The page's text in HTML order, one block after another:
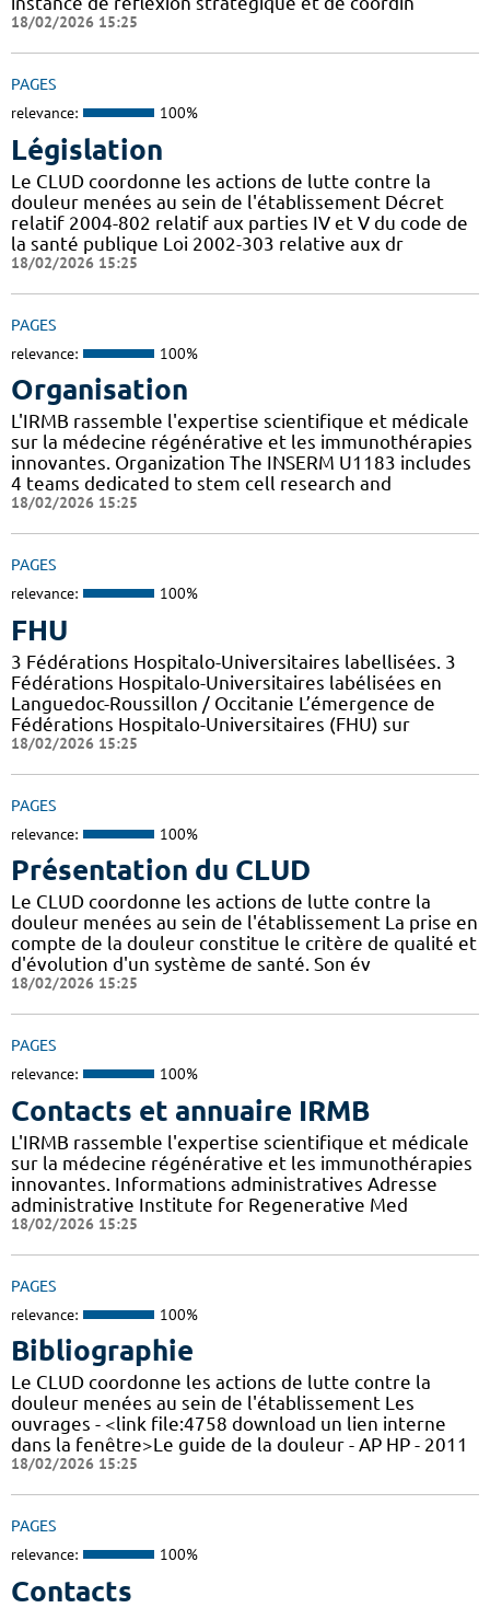
18/02/2026 15:25
PAGES
relevance: 100%
Législation
Le CLUD coordonne les actions de lutte contre la
douleur menées au sein de l'établissement Décret
relatif 2004-802 relatif aux parties IV et V du code de
la santé publique Loi 2002-303 relative aux dr
18/02/2026 15:25
PAGES
relevance: 100%
Organisation
L'IRMB rassemble l'expertise scientifique et médicale
sur la médecine régénérative et les immunothérapies
innovantes. Organization The INSERM U1183 includes
4 teams dedicated to stem cell research and
18/02/2026 15:25
PAGES
relevance: 100%
FHU
3 Fédérations Hospitalo-Universitaires labellisées. 3
Fédérations Hospitalo-Universitaires labélisées en
Languedoc-Roussillon / Occitanie L’émergence de
Fédérations Hospitalo-Universitaires (FHU) sur
18/02/2026 15:25
PAGES
relevance: 100%
Présentation du CLUD
Le CLUD coordonne les actions de lutte contre la
douleur menées au sein de l'établissement La prise en
compte de la douleur constitue le critère de qualité et
d'évolution d'un système de santé. Son év
18/02/2026 15:25
PAGES
relevance: 100%
Contacts et annuaire IRMB
L'IRMB rassemble l'expertise scientifique et médicale
sur la médecine régénérative et les immunothérapies
innovantes. Informations administratives Adresse
administrative Institute for Regenerative Med
18/02/2026 15:25
PAGES
relevance: 100%
Bibliographie
Le CLUD coordonne les actions de lutte contre la
douleur menées au sein de l'établissement Les
ouvrages - <link file:4758 download un lien interne
dans la fenêtre>Le guide de la douleur - AP HP - 2011
18/02/2026 15:25
PAGES
relevance: 100%
Contacts